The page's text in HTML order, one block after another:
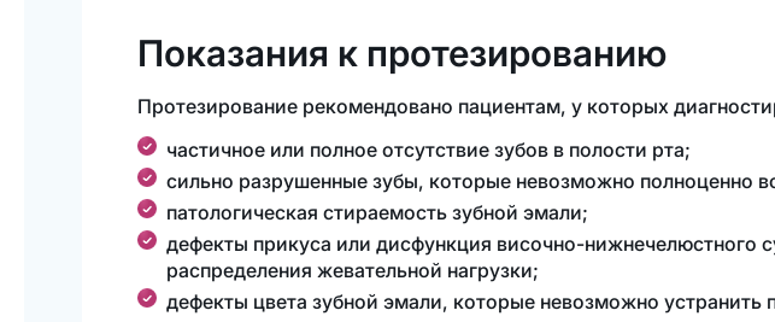
Показания к протезированию
Протезирование рекомендовано пациентам, у которых
частичное или полное отсутствие зубов в полости рта;
сильно разрушенные зубы, которые невозможно полноценно
патологическая стираемость зубной эмали;
дефекты прикуса или дисфункция височно-нижнечелюстного
распределения жевательной нагрузки;
дефекты цвета зубной эмали, которые невозможно устранить